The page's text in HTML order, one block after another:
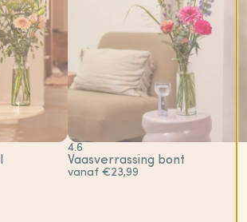
4.6
Vaasverrassing bont
vanaf €23,99